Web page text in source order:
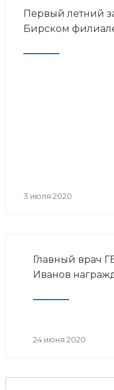
Первый летний
Бирском
3 июля 2020
Главный врач
Иванов
24 июня 2020